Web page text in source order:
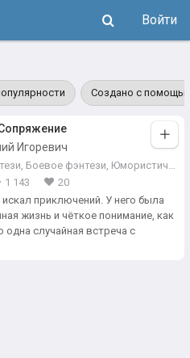
Войти
Создано с
Игоревич
, Боевое фэнтези, Юмористическое фэнтези
1 143
20
приключений. У него была
жизнь и чёткое понимание, как
одна случайная встреча с